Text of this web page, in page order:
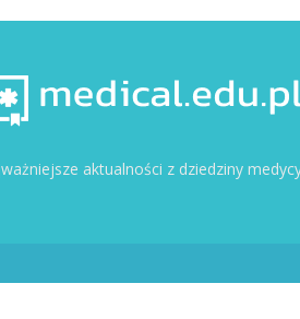
aktualności z dziedziny